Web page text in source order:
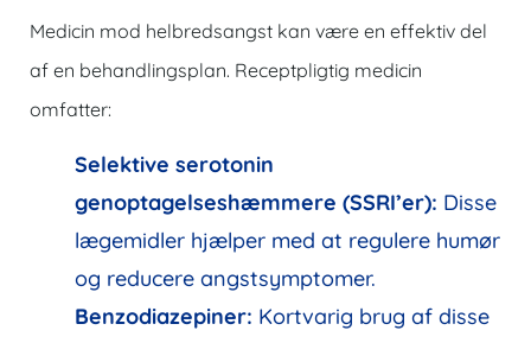
Medicin mod helbredsangst kan være en effektiv del
af en behandlingsplan. Receptpligtig medicin
omfatter:
Selektive serotonin
genoptagelseshæmmere (SSRI’er): Disse
lægemidler hjælper med at regulere humør
og reducere angstsymptomer.
Benzodiazepiner: Kortvarig brug af disse